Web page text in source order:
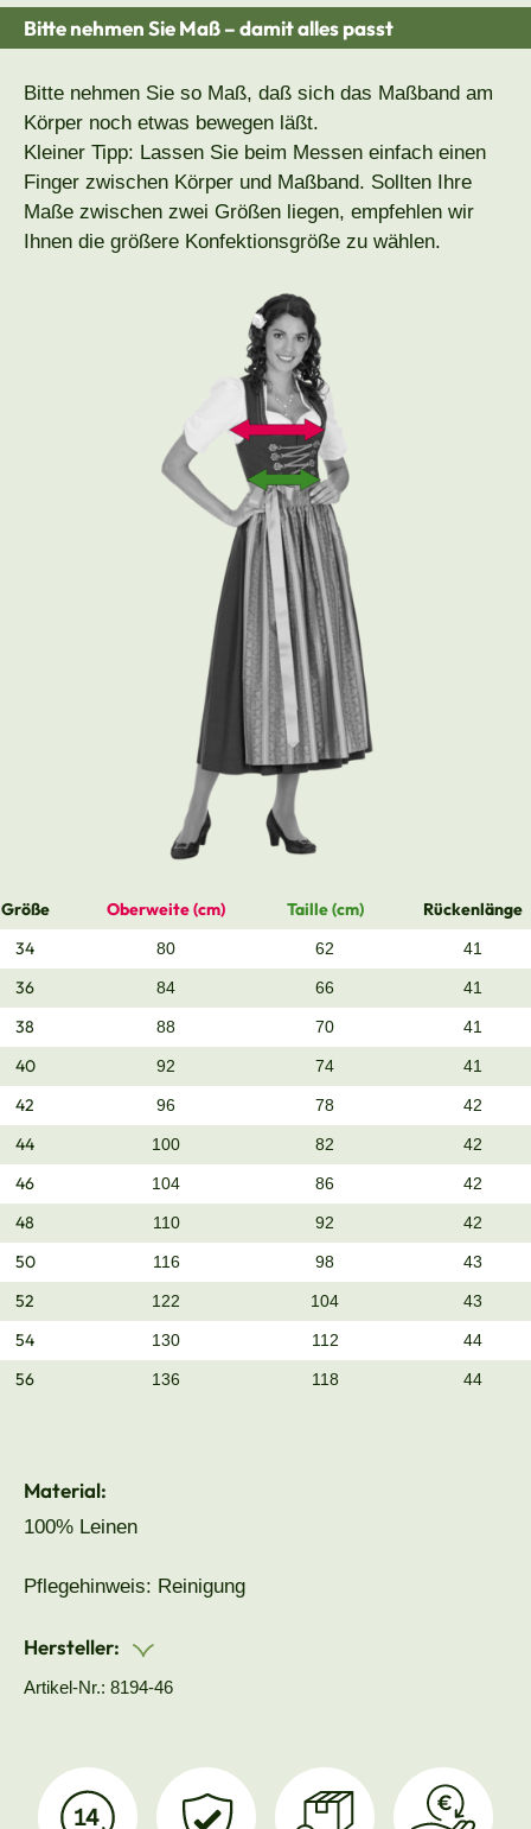
Bitte nehmen Sie Maß – damit alles passt
Bitte nehmen Sie so Maß, daß sich das Maßband am
Körper noch etwas bewegen läßt.
Kleiner Tipp: Lassen Sie beim Messen einfach einen
Finger zwischen Körper und Maßband. Sollten Ihre
Maße zwischen zwei Größen liegen, empfehlen wir
Ihnen die größere Konfektionsgröße zu wählen.
Größe Oberweite (cm) Taille (cm)
Rückenlänge
34
80 62 41
36 84 66 41
38 88 70 41
40 92 74 41
42 96 78 42
44 100 82 42
46 104 86 42
48 110 92 42
50 116 98 43
52 122 104 43
54 130 112 44
56 136 118 44
Material:
100% Leinen
Pflegehinweis: Reinigung
Hersteller:
Artikel-Nr.: 8194-46